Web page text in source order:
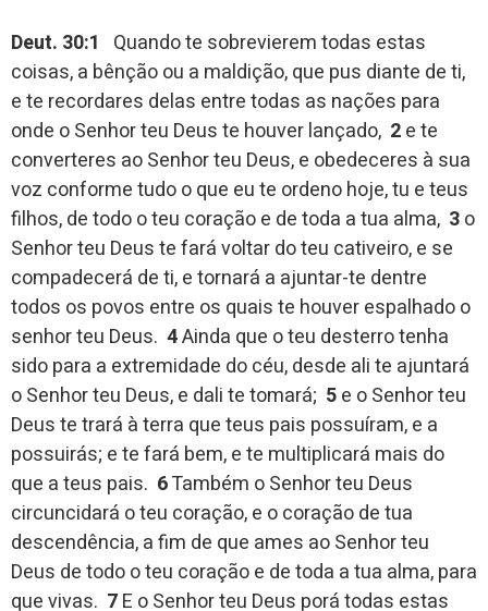
Deut. 30:1 Quando te sobrevierem todas estas
coisas, a bênção ou a maldição, que pus diante de ti,
e te recordares delas entre todas as nações para
onde o Senhor teu Deus te houver lançado, 2e te
converteres ao Senhor teu Deus, e obedeceres à sua
voz conforme tudo o que eu te ordeno hoje, tu e teus
filhos, de todo o teu coração e de toda a tua alma, 3o
Senhor teu Deus te fará voltar do teu cativeiro, e se
compadecerá de ti, e tornará a ajuntar-te dentre
todos os povos entre os quais te houver espalhado o
senhor teu Deus. 4Ainda que o teu desterro tenha
sido para a extremidade do céu, desde ali te ajuntará
o Senhor teu Deus, e dali te tomará; 5e o Senhor teu
Deus te trará à terra que teus pais possuíram, e a
possuirás; e te fará bem, e te multiplicará mais do
que a teus pais. 6Também o Senhor teu Deus
circuncidará o teu coração, e o coração de tua
descendência, a fim de que ames ao Senhor teu
Deus de todo o teu coração e de toda a tua alma, para
que vivas. 7E o Senhor teu Deus porá todas estas